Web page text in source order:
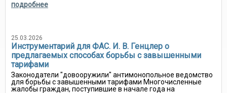
подробнее
25.03.2026
Инструментарий для ФАС. И. В. Генцлер о
предлагаемых способах борьбы с завышенными
тарифами
Законодатели "довооружили" антимонопольное ведомство
для борьбы с завышенными тарифами Многочисленные
жалобы граждан, поступившие в начале года на